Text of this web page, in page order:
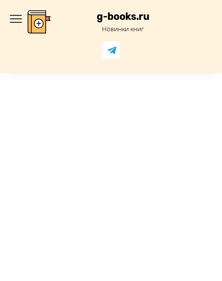
содержанию
g-books.ru
Новинки книг